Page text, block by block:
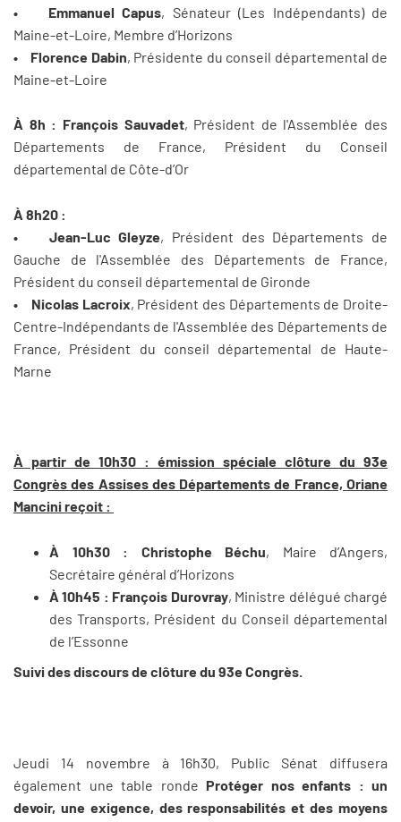
• Emmanuel Capus, Sénateur (Les Indépendants) de
Maine-et-Loire, Membre d’Horizons
• Florence Dabin, Présidente du conseil départemental de
Maine-et-Loire
À 8h : François Sauvadet, Président de l'Assemblée des
Départements de France, Président du Conseil
départemental de Côte-d’Or
À 8h20 :
• Jean-Luc Gleyze, Président des Départements de
Gauche de l'Assemblée des Départements de France,
Président du conseil départemental de Gironde
• Nicolas Lacroix, Président des Départements de Droite-
Centre-Indépendants de l'Assemblée des Départements de
France, Président du conseil départemental de Haute-
Marne
À partir de 10h30 : émission spéciale clôture du 93e
Congrès des Assises des Départements de France, Oriane
Mancini reçoit :
À 10h30 : Christophe Béchu, Maire d’Angers,
Secrétaire général d’Horizons
À 10h45 : François Durovray, Ministre délégué chargé
des Transports, Président du Conseil départemental
de l’Essonne
Suivi des discours de clôture du 93e Congrès.
Jeudi 14 novembre à 16h30, Public Sénat diffusera
également une table ronde Protéger nos enfants : un
devoir, une exigence, des responsabilités et des moyens